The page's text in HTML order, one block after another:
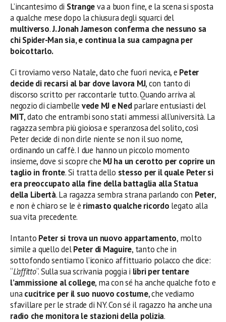
L’incantesimo di Strangeva a buon fine, e la scena si sposta
a qualche mese dopo la chiusura degli squarci del
multiverso.J. Jonah Jameson conferma che nessuno sa
chi Spider-Man sia, e continua la sua campagna per
boicottarlo.
Ci troviamo verso Natale, dato che fuori nevica, e Peter
decide di recarsi al bar dove lavora MJ, con tanto di
discorso scritto per raccontarle tutto. Quando arriva al
negozio di ciambelle vede MJ e Nedparlare entusiasti del
MIT, dato che entrambi sono stati ammessi all’università. La
ragazza sembra più gioiosa e speranzosa del solito, così
Peter decide di non dirle niente se non il suo nome,
ordinando un caffè. I due hanno un piccolo momento
insieme, dove si scopre che MJ ha un cerotto per coprire un
taglio in fronte. Si tratta dello stesso per il quale Peter si
era preoccupato alla fine della battaglia alla Statua
della Libertà. La ragazza sembra strana parlando con Peter,
e non è chiaro se le è rimasto qualche ricordo legato alla
sua vita precedente.
Intanto Peter si trova un nuovo appartamento, molto
simile a quello delPeter di Maguire, tanto che in
sottofondo sentiamo l’iconico affittuario polacco che dice:
“L’affitto“. Sulla sua scrivania poggia i libri per tentare
l’ammissione al college, ma con sé ha anche qualche foto e
unacucitrice per il suo nuovo costume, che vediamo
sfavillare per le strade di NY. Con sé il ragazzo ha anche una
radio che monitora le stazioni della polizia.